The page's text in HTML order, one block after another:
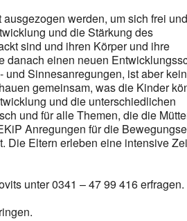
werden, um sich frei
und die Stärkung des
sind und ihren Körper und ihre
danach einen neuen
Sinnesanregungen, ist aber
gemeinsam, was die Kinder
und die unterschiedlichen
und für alle Themen, die die
Anregungen für die
Die Eltern erleben eine intensive
unter 0341 – 47 99 416 erfragen.